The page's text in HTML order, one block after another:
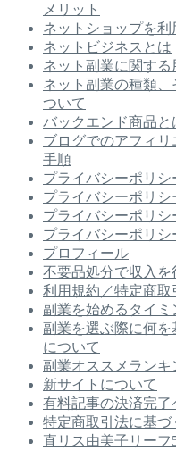
メリット
ネットショップを
ネットビジネスとは
ネット副業に関する
ネット副業の種類
ついて
バックエンド商品と
ブログでのアフィ
手順
プライバシーポリシ
プライバシーポリシ
プライバシーポリシ
プライバシーポリシ
プロフィール
不要品処分で収入
利用規約／特定商
副業を始めるタイミ
副業を選ぶ際に何を
について
副業オススメランキ
新サイトについて
有料記事の決済完了
特定商取引法に基づ
直リス由美子リーフ